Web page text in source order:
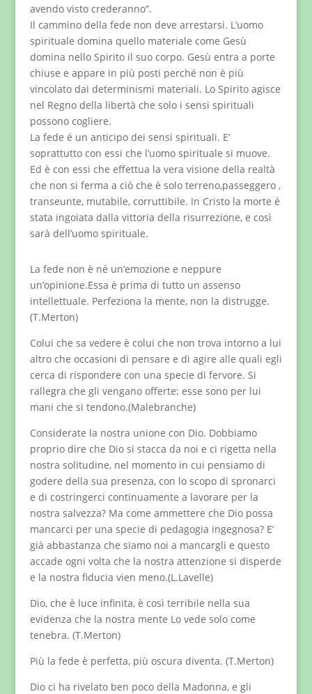
avendo visto crederanno”.
Il cammino della fede non deve arrestarsi. L’uomo
spirituale domina quello materiale come Gesù
domina nello Spirito il suo corpo. Gesù entra a porte
chiuse e appare in più posti perché non è più
vincolato dai determinismi materiali. Lo Spirito agisce
nel Regno della libertà che solo i sensi spirituali
possono cogliere.
La fede é un anticipo dei sensi spirituali. E’
soprattutto con essi che l’uomo spirituale si muove.
Ed è con essi che effettua la vera visione della realtà
che non si ferma a ciò che è solo terreno,passeggero ,
transeunte, mutabile, corruttibile. In Cristo la morte é
stata ingoiata dalla vittoria della risurrezione, e così
sarà dell’uomo spirituale.
La fede non è né un’emozione e neppure
un’opinione.Essa è prima di tutto un assenso
intellettuale. Perfeziona la mente, non la distrugge.
(T.Merton)
Colui che sa vedere è colui che non trova intorno a lui
altro che occasioni di pensare e di agire alle quali egli
cerca di rispondere con una specie di fervore. Si
rallegra che gli vengano offerte: esse sono per lui
mani che si tendono.(Malebranche)
Considerate la nostra unione con Dio. Dobbiamo
proprio dire che Dio si stacca da noi e ci rigetta nella
nostra solitudine, nel momento in cui pensiamo di
godere della sua presenza, con lo scopo di spronarci
e di costringerci continuamente a lavorare per la
nostra salvezza? Ma come ammettere che Dio possa
mancarci per una specie di pedagogia ingegnosa? E’
già abbastanza che siamo noi a mancargli e questo
accade ogni volta che la nostra attenzione si disperde
e la nostra fiducia vien meno.(L.Lavelle)
Dio, che è luce infinita, è così terribile nella sua
evidenza che la nostra mente Lo vede solo come
tenebra. (T.Merton)
Più la fede è perfetta, più oscura diventa. (T.Merton)
Dio ci ha rivelato ben poco della Madonna, e gli